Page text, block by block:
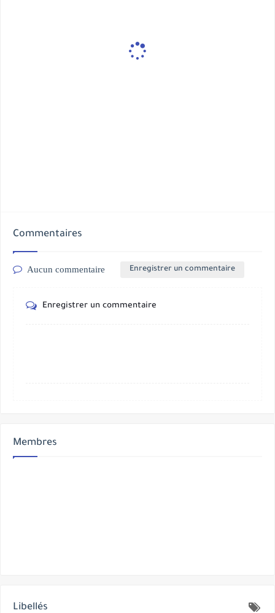
Commentaires
Aucun commentaire Enregistrer un commentaire
Enregistrer un commentaire
Membres
Libellés